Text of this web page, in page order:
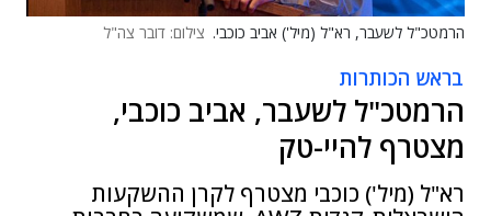
הרמטכ"ל לשעבר, רא"ל (מיל') אביב כוכבי. צילום: דובר צה"ל
בראש הכותרות
הרמטכ"ל לשעבר, אביב כוכבי,
מצטרף להיי-טק
רא"ל (מיל') כוכבי מצטרף לקרן ההשקעות